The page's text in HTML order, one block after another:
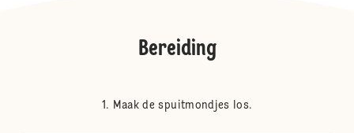
Bereiding
Maak de spuitmondjes los.